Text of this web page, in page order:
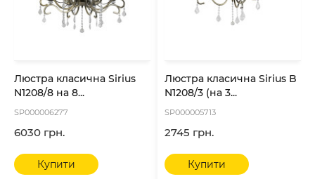
Люстра класична Sirius
N1208/8 на 8...
SP000006277
6030 грн.
Купити
Люстра класична Sirius B
N1208/3 (на 3...
SP000005713
2745 грн.
Купити